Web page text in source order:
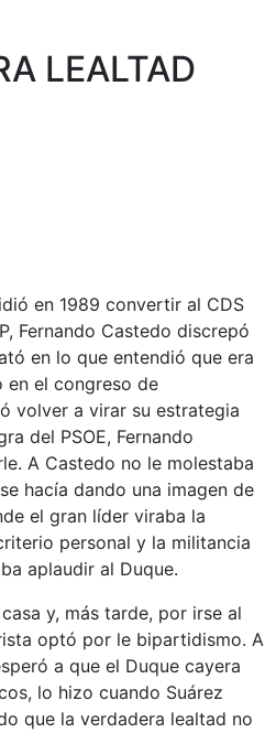
LEALTAD
en 1989 convertir al CDS
Fernando Castedo discrepó
en lo que entendió que era
en el congreso de
volver a virar su estrategia
del PSOE, Fernando
A Castedo no le molestaba
hacía dando una imagen de
el gran líder viraba la
personal y la militancia
aplaudir al Duque.
y, más tarde, por irse al
optó por le bipartidismo. A
a que el Duque cayera
lo hizo cuando Suárez
que la verdadera lealtad no